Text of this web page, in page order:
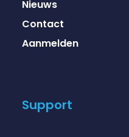
Nieuws
Contact
Aanmelden
Support